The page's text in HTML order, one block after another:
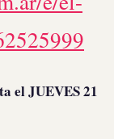
el JUEVES 21